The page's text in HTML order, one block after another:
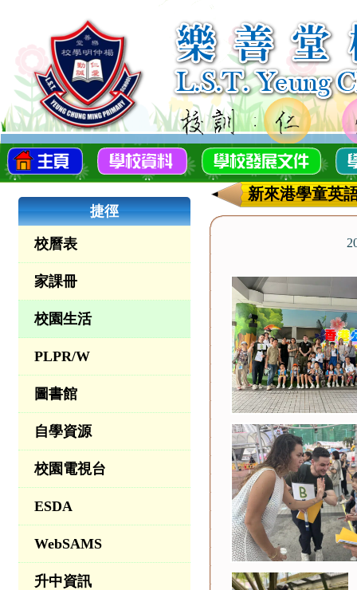
捷徑
校曆表
家課冊
校園生活
PLPR/W
圖書館
自學資源
校園電視台
ESDA
WebSAMS
升中資訊
新來港學童英